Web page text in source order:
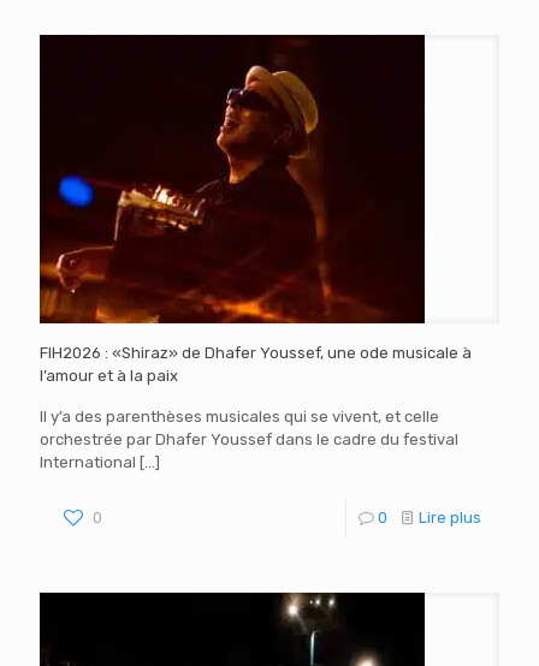
FIH2026 : «Shiraz» de Dhafer Youssef, une ode musicale à
l’amour et à la paix
Il y’a des parenthèses musicales qui se vivent, et celle
orchestrée par Dhafer Youssef dans le cadre du festival
International […]
0 0 Lire plus